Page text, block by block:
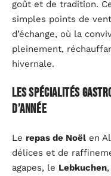
goût et de tradition.
simples points de
d’échange, où la
pleinement,
hivernale.
Les spécialités
d’année
Le repas de Noël en
délices et de
agapes, le Lebkuchen